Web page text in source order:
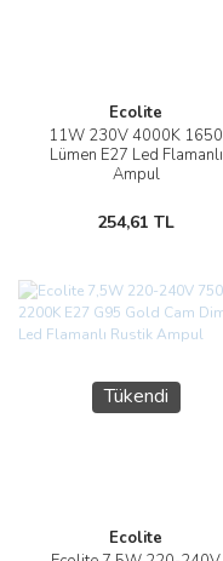
Ecolite
11W 230V 4000K 1650
Lümen E27 Led Flamanlı
Ampul
254,61 TL
Tükendi
Ecolite